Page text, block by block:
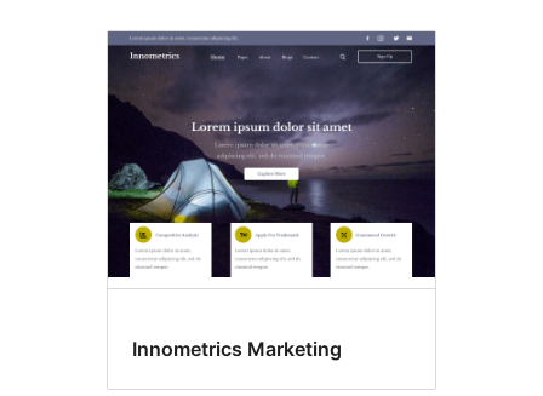
Innometrics Marketing